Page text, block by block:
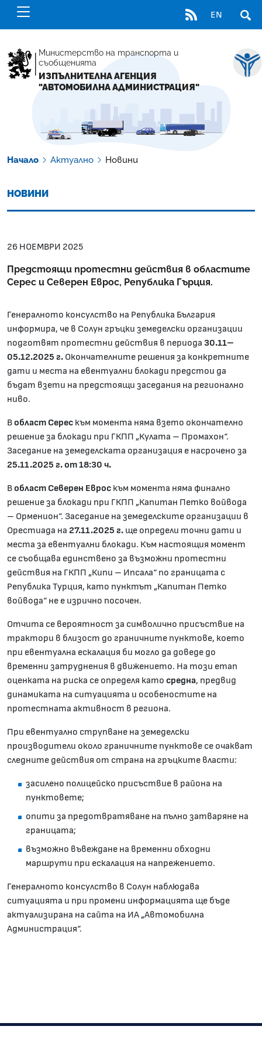
RSS EN
Министерство на транспорта и
съобщенията
ИЗПЪЛНИТЕЛНА АГЕНЦИЯ
"АВТОМОБИЛНА АДМИНИСТРАЦИЯ"
Начало Актуално Новини
НОВИНИ
26 НОЕМВРИ 2025
Предстоящи протестни действия в областите
Серес и Северен Еврос, Република Гърция.
Генералното консулство на Република България
информира, че в Солун гръцки земеделски организации
подготвят протестни действия в периода 30.11–
05.12.2025 г. Окончателните решения за конкретните
дати и места на евентуални блокади предстои да
бъдат взети на предстоящи заседания на регионално
ниво.
Вобласт Серес към момента няма взето окончателно
решение за блокади при ГКПП „Кулата – Промахон“.
Заседание на земеделската организация е насрочено за
25.11.2025 г. от 18:30 ч.
Вобласт Северен Еврос към момента няма финално
решение за блокади при ГКПП „Капитан Петко войвода
– Орменион“. Заседание на земеделските организации в
Орестиада на 27.11.2025 г. ще определи точни дати и
места за евентуални блокади. Към настоящия момент
се съобщава единствено за възможни протестни
действия на ГКПП „Кипи – Ипсала“ по границата с
Република Турция, като пунктът „Капитан Петко
войвода“ не е изрично посочен.
Отчита се вероятност за символично присъствие на
трактори в близост до граничните пунктове, което
при евентуална ескалация би могло да доведе до
временни затруднения в движението. На този етап
оценката на риска се определя като средна, предвид
динамиката на ситуацията и особеностите на
протестната активност в региона.
При евентуално струпване на земеделски
производители около граничните пунктове се очакват
следните действия от страна на гръцките власти:
засилено полицейско присъствие в района на
пунктовете;
опити за предотвратяване на пълно затваряне на
границата;
възможно въвеждане на временни обходни
маршрути при ескалация на напрежението.
Генералното консулство в Солун наблюдава
ситуацията и при промени информацията ще бъде
актуализирана на сайта на ИА „Автомобилна
Администрация“.